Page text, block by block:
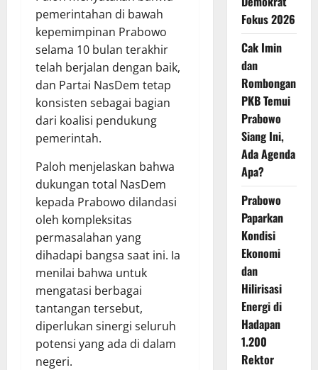
pemerintahan di bawah
kepemimpinan Prabowo
selama 10 bulan terakhir
telah berjalan dengan baik,
dan Partai NasDem tetap
konsisten sebagai bagian
dari koalisi pendukung
pemerintah.
Paloh menjelaskan bahwa
dukungan total NasDem
kepada Prabowo dilandasi
oleh kompleksitas
permasalahan yang
dihadapi bangsa saat ini. Ia
menilai bahwa untuk
mengatasi berbagai
tantangan tersebut,
diperlukan sinergi seluruh
potensi yang ada di dalam
negeri.
Fokus 2026
Cak Imin
dan
Rombongan
PKB Temui
Prabowo
Siang Ini,
Ada Agenda
Apa?
Prabowo
Paparkan
Kondisi
Ekonomi
dan
Hilirisasi
Energi di
Hadapan
1.200
Rektor